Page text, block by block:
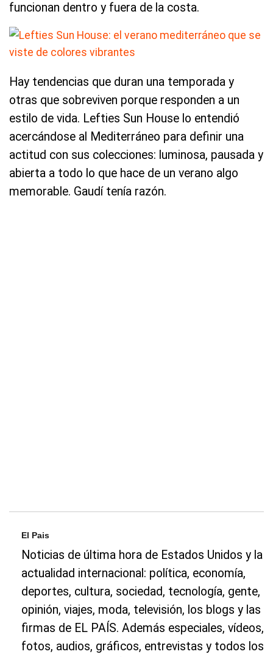
funcionan dentro y fuera de la costa.
Hay tendencias que duran una temporada y
otras que sobreviven porque responden a un
estilo de vida. Lefties Sun House lo entendió
acercándose al Mediterráneo para definir una
actitud con sus colecciones: luminosa, pausada y
abierta a todo lo que hace de un verano algo
memorable. Gaudí tenía razón.
El Pais
Noticias de última hora de Estados Unidos y la
actualidad internacional: política, economía,
deportes, cultura, sociedad, tecnología, gente,
opinión, viajes, moda, televisión, los blogs y las
firmas de EL PAÍS. Además especiales, vídeos,
fotos, audios, gráficos, entrevistas y todos los